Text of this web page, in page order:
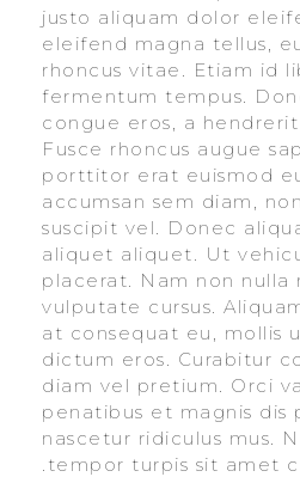
justo aliquam dolor
eleifend magna tellus,
rhoncus vitae. Etiam id
fermentum tempus.
congue eros, a
Fusce rhoncus augue
porttitor erat euismod
accumsan sem diam,
suscipit vel. Donec
aliquet aliquet. Ut
placerat. Nam non nulla
vulputate cursus.
at consequat eu, mollis
dictum eros. Curabitur
diam vel pretium. Orci
penatibus et magnis dis
nascetur ridiculus mus.
tempor turpis sit amet